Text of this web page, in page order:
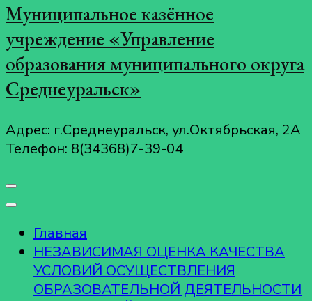
Муниципальное казённое
учреждение «Управление
образования муниципального округа
Среднеуральск»
Адрес: г.Среднеуральск, ул.Октябрьская, 2А
Телефон: 8(34368)7-39-04
Главная
НЕЗАВИСИМАЯ ОЦЕНКА КАЧЕСТВА
УСЛОВИЙ ОСУЩЕСТВЛЕНИЯ
ОБРАЗОВАТЕЛЬНОЙ ДЕЯТЕЛЬНОСТИ